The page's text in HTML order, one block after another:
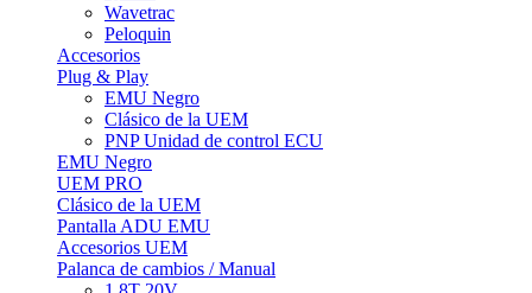
Wavetrac
Peloquin
Accesorios
Plug & Play
EMU Negro
Clásico de la UEM
PNP Unidad de control ECU
EMU Negro
UEM PRO
Clásico de la UEM
Pantalla ADU EMU
Accesorios UEM
Palanca de cambios / Manual